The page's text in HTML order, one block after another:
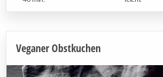
Veganer Obstkuchen